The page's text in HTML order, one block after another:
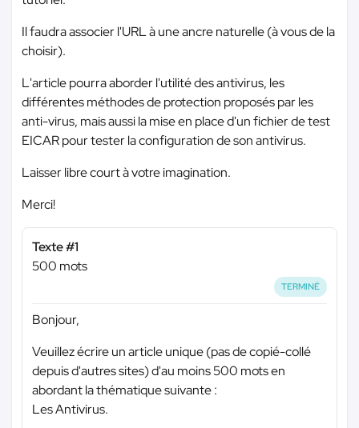
Il faudra associer l'URL à une ancre naturelle (à vous de la
choisir).
L'article pourra aborder l'utilité des antivirus, les
différentes méthodes de protection proposés par les
anti-virus, mais aussi la mise en place d'un fichier de test
EICAR pour tester la configuration de son antivirus.
Laisser libre court à votre imagination.
Merci!
Texte #1
500 mots
TERMINÉ
Bonjour,
Veuillez écrire un article unique (pas de copié-collé
depuis d'autres sites) d'au moins 500 mots en
abordant la thématique suivante :
Les Antivirus.